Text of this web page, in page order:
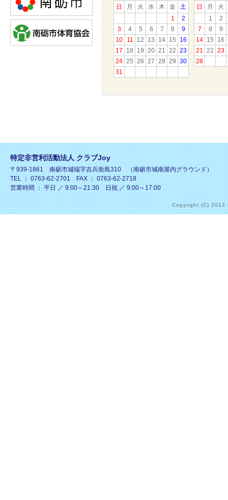
日 月 火 水 木 金
土
1
2
3
4 5 6 7 8
9
10
11 12 13 14 15
16
17
18 19 20 21 22 23
24 25 26 27 28 29 30
31
日 月
火
1
2
7
8
9
14 15
16
21 22 23
28
特定非営利活動法人 クラブJoy
〒939-1861 南砺市城端字吉兵衛島310 （南砺市城南屋内グラウンド）
TEL ： 0763-62-2701 FAX ： 0763-62-2718
営業時間 ： 平日 ／ 9:00～21:30 日祝 ／ 9:00～17:00
Copyright (C) 2012